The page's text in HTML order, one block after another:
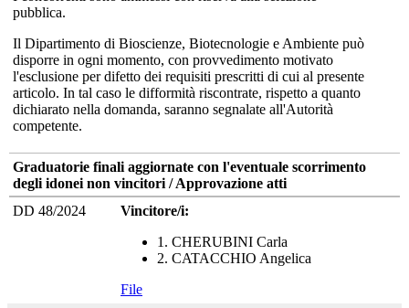
pubblica.
Il Dipartimento di Bioscienze, Biotecnologie e Ambiente può
disporre in ogni momento, con provvedimento motivato
l'esclusione per difetto dei requisiti prescritti di cui al presente
articolo. In tal caso le difformità riscontrate, rispetto a quanto
dichiarato nella domanda, saranno segnalate all'Autorità
competente.
Graduatorie finali aggiornate con l'eventuale scorrimento
degli idonei non vincitori / Approvazione atti
DD 48/2024
Vincitore/i:
1. CHERUBINI Carla
2. CATACCHIO Angelica
File